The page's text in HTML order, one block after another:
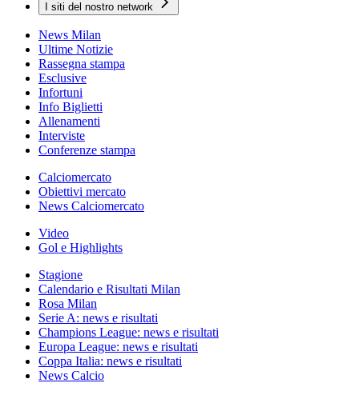
I siti del nostro network
News Milan
Ultime Notizie
Rassegna stampa
Esclusive
Infortuni
Info Biglietti
Allenamenti
Interviste
Conferenze stampa
Calciomercato
Obiettivi mercato
News Calciomercato
Video
Gol e Highlights
Stagione
Calendario e Risultati Milan
Rosa Milan
Serie A: news e risultati
Champions League: news e risultati
Europa League: news e risultati
Coppa Italia: news e risultati
News Calcio